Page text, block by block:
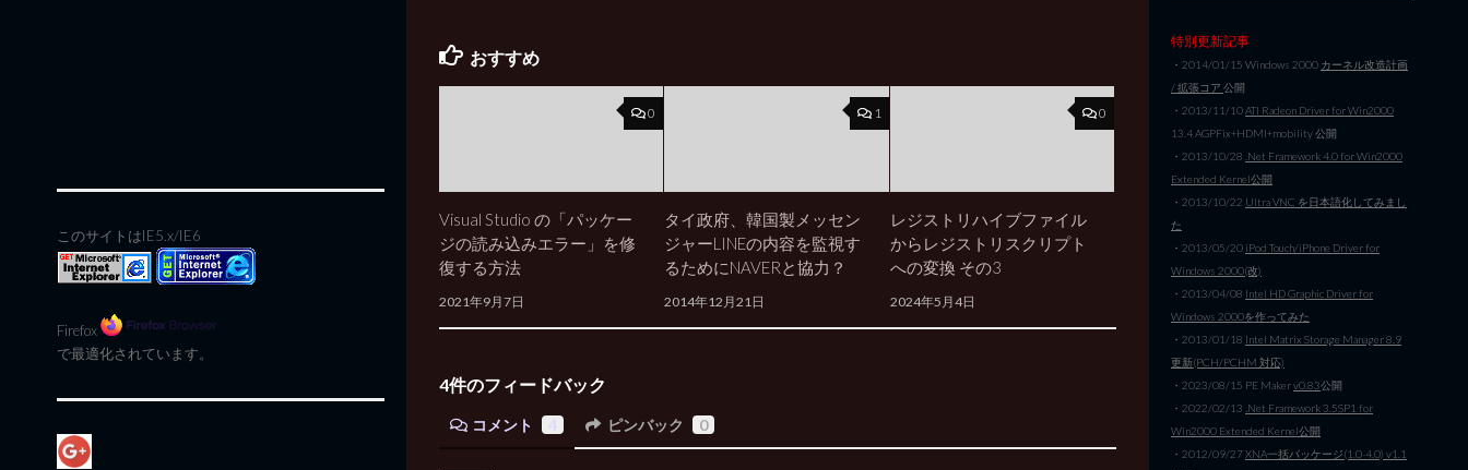
おすすめ
0
Visual Studio の「パッケー
ジの読み込みエラー」を修
復する方法
2021年9月7日
1
タイ政府、韓国製メッセン
ジャーLINEの内容を監視す
るためにNAVERと協力？
2014年12月21日
0
レジストリハイブファイル
からレジストリスクリプト
への変換 その3
2024年5月4日
4件のフィードバック
コメント ピンバック 0
このサイトはIE5.x/IE6
Firefox
で最適化されています。
特別更新記事
・2014/01/15 Windows 2000 カーネル改造計画
/ 拡張コア 公開
・2013/11/10ATI Radeon Driver for Win2000
13.4 AGPFix+HDMI+mobility 公開
・2013/10/28 .Net Framework 4.0 for Win2000
Extended Kernel公開
・2013/10/22 Ultra VNC を日本語化してみまし
た
・2013/05/20 iPod Touch/iPhone Driver for
Windows 2000(改)
・2013/04/08 Intel HD Graphic Driver for
Windows 2000を作ってみた
・2013/01/18 Intel Matrix Storage Manager 8.9
更新(PCH/PCHM 対応)
・2023/08/15 PE Makerv0.83公開
・2022/02/13 .Net Framework 3.5SP1 for
Win2000 Extended Kernel公開
・2012/09/27XNA一括パッケージ(1.0-4.0) v1.1